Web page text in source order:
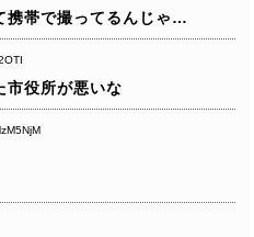
携帯で撮ってるんじゃ…
市役所が悪いな